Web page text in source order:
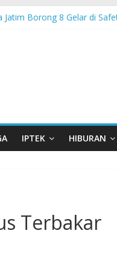
Borong 8 Gelar di
Harus Jadi Pusat
Border Fest 2026
IPTEK HIBURAN
Terbakar